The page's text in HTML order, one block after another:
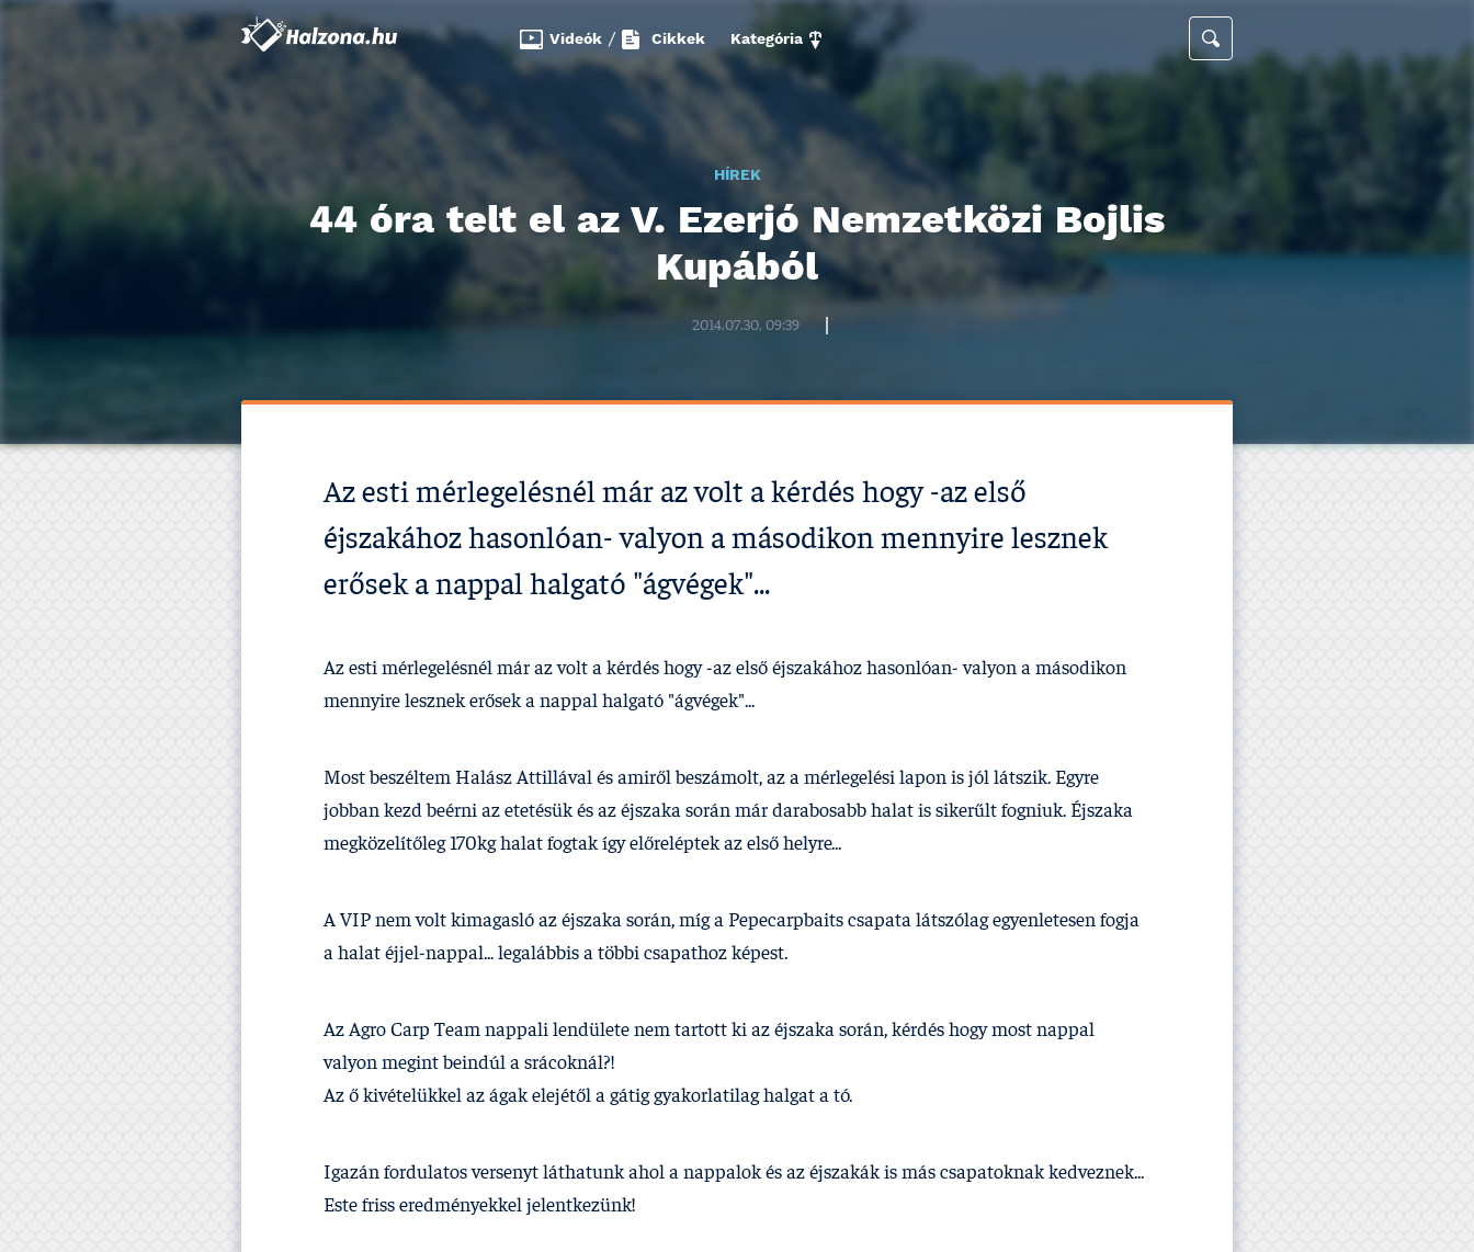
Videók / Cikkek Kategória
HÍREK
44 óra telt el az V. Ezerjó Nemzetközi Bojlis
Kupából
2014.07.30, 09:39
Az esti mérlegelésnél már az volt a kérdés hogy -az első
éjszakához hasonlóan- valyon a másodikon mennyire lesznek
erősek a nappal halgató "ágvégek"...
Az esti mérlegelésnél már az volt a kérdés hogy -az első éjszakához hasonlóan- valyon a másodikon
mennyire lesznek erősek a nappal halgató "ágvégek"...
Most beszéltem Halász Attillával és amiről beszámolt, az a mérlegelési lapon is jól látszik. Egyre
jobban kezd beérni az etetésük és az éjszaka során már darabosabb halat is sikerűlt fogniuk. Éjszaka
megközelí­tőleg 170kg halat fogtak í­gy előreléptek az első helyre...
A VIP nem volt kimagasló az éjszaka során, mí­g a Pepecarpbaits csapata látszólag egyenletesen fogja
a halat éjjel-nappal... legalábbis a többi csapathoz képest.
Az Agro Carp Team nappali lendülete nem tartott ki az éjszaka során, kérdés hogy most nappal
valyon megint beindúl a srácoknál?!
Az ő kivételükkel az ágak elejétől a gátig gyakorlatilag halgat a tó.
Igazán fordulatos versenyt láthatunk ahol a nappalok és az éjszakák is más csapatoknak kedveznek...
Este friss eredményekkel jelentkezünk!